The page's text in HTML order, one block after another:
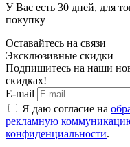
У Вас есть 30 дней, для
покупку
Оставайтесь на связи
Эксклюзивные скидки
Подпишитесь на наши
скидках!
E-mail
Я даю согласие на
рекламную
конфиденциальности.